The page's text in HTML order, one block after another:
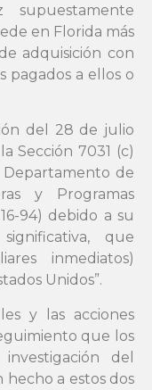
en Florida más
adquisición con
pagados a ellos o
del 28 de julio
Sección 7031 (c)
de
y Programas
94) debido a su
que
inmediatos)
Unidos”.
y las acciones
que los
del
a estos dos